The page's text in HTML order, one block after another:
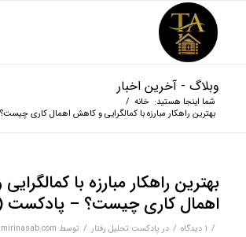
وبلاگ - آخرین اخبار
شما اینجا هستید: خانه /
بهترین راهکار مبارزه با کمالگرایی و کاهش اهمال کاری
بهترین راهکار مبارزه با
اهمال کاری چیست؟ – پادکست
/ 1 دیدگاه / در پادکست تحلیل رفتار / توسط